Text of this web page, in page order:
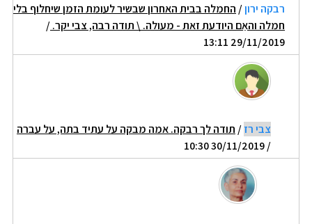
רבקה ירון/ החמלה בבית האחרון שבשיר לעומת הזמן שיחלוף בלי
חמלה והאֵם היודעת זאת - מעולה. \ תודה רבה, צבי יקר./
29/11/2019 13:11
צבי רז/ תודה לך רבקה. אמה מבקה על עתיד בתה, על עברה
/ 30/11/2019 10:30